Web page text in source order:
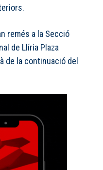
remés a la Secció
de Llíria Plaza
de la continuació del